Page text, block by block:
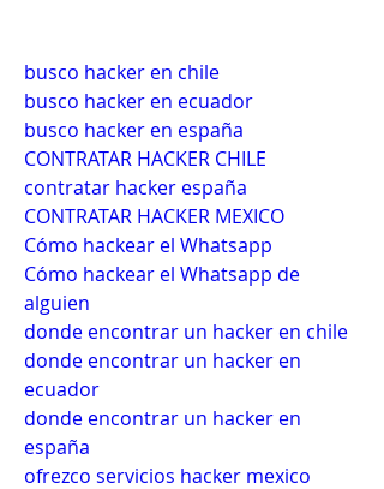
busco hacker en chile
busco hacker en ecuador
busco hacker en españa
CONTRATAR HACKER CHILE
contratar hacker españa
CONTRATAR HACKER MEXICO
Cómo hackear el Whatsapp
Cómo hackear el Whatsapp de
alguien
donde encontrar un hacker en chile
donde encontrar un hacker en
ecuador
donde encontrar un hacker en
españa
ofrezco servicios hacker mexico